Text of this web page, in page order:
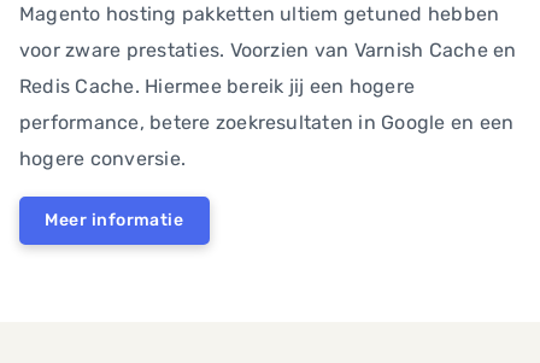
Magento hosting pakketten ultiem getuned hebben
voor zware prestaties. Voorzien van Varnish Cache en
Redis Cache. Hiermee bereik jij een hogere
performance, betere zoekresultaten in Google en een
hogere conversie.
Meer informatie